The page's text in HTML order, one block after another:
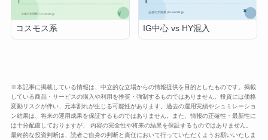
コスモス系 IG中心 vs HY混入
※本記事に掲載している情報は、中立的な立場からの情報提供を目的としたものです。掲載
している商品・サービスの購入や利用を推奨・強制するものではありません。投資には価格
変動リスクが伴い、元本割れが生じる可能性があります。過去の運用実績やシュミレーショ
ン結果は、将来の運用成果を保証するものではありません。また、情報の正確性・最新性に
は十分配慮しておりますが、 内容の完全性や将来の結果を保証するものではありません。
最終的な投資判断は、読者ご自身の判断と責任において行っていただくようお願いいたしま